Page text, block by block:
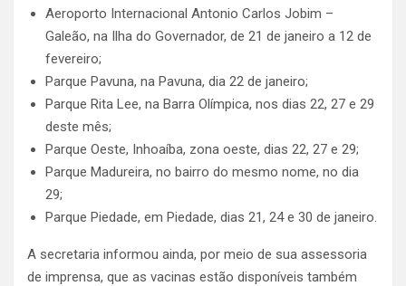
Aeroporto Internacional Antonio Carlos Jobim –
Galeão, na Ilha do Governador, de 21 de janeiro a 12 de
fevereiro;
Parque Pavuna, na Pavuna, dia 22 de janeiro;
Parque Rita Lee, na Barra Olímpica, nos dias 22, 27 e 29
deste mês;
Parque Oeste, Inhoaíba, zona oeste, dias 22, 27 e 29;
Parque Madureira, no bairro do mesmo nome, no dia
29;
Parque Piedade, em Piedade, dias 21, 24 e 30 de janeiro.
A secretaria informou ainda, por meio de sua assessoria
de imprensa, que as vacinas estão disponíveis também